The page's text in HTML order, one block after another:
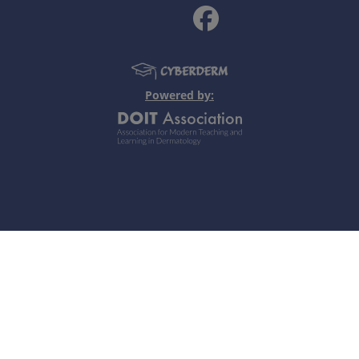
Kriebel- und Schmetterlingsmücken, Gnitzen,
Neotrombicula (siehe Trombidiose), Raubmilben
Menschen Blut, die Stichreaktion ist weitgehend von
Powered by: